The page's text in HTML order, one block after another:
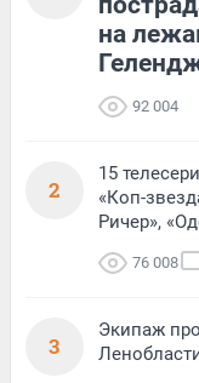
на
92 004
2
15
«Коп-
Ричер»,
76 008
3
Экипаж